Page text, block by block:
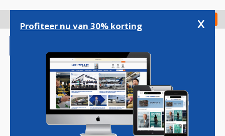
gaan
Check in
Magazine Podcasts Vacatures
Profiteer nu van 30% korting x